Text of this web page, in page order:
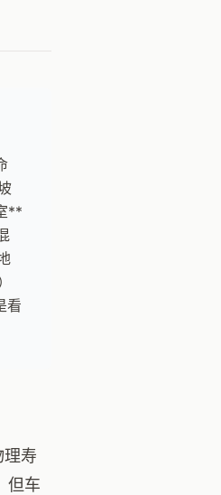
**
看
理寿
但车